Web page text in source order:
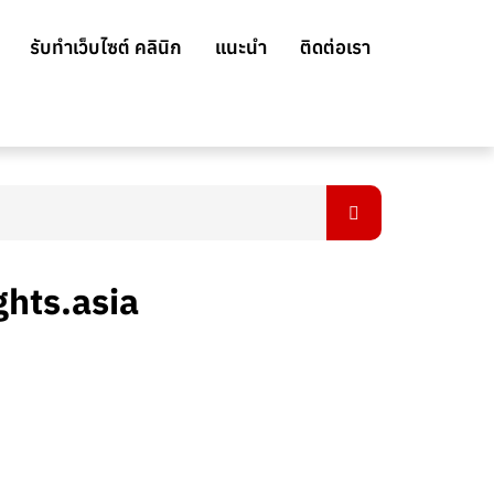
รับทำเว็บไซต์ คลินิก แนะนำ ติดต่อเรา